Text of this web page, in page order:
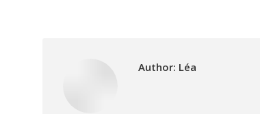
Author: Léa